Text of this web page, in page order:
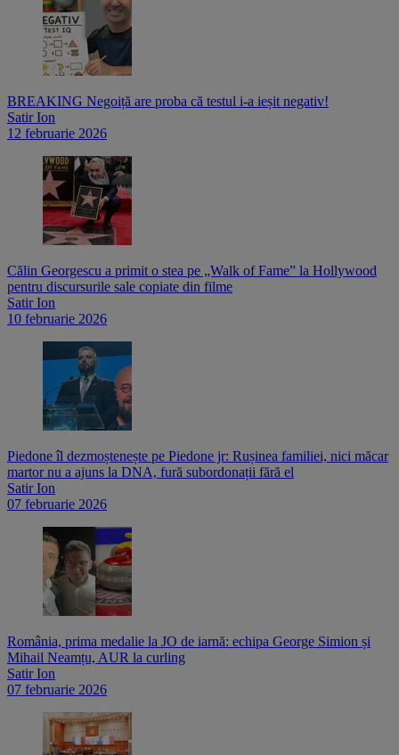
BREAKING Negoiță are proba că testul i-a ieșit negativ!
Satir Ion
12 februarie 2026
Călin Georgescu a primit o stea pe „Walk of Fame” la Hollywood
pentru discursurile sale copiate din filme
Satir Ion
10 februarie 2026
Piedone îl dezmoștenește pe Piedone jr: Rușinea familiei, nici măcar
martor nu a ajuns la DNA, fură subordonații fără el
Satir Ion
07 februarie 2026
România, prima medalie la JO de iarnă: echipa George Simion și
Mihail Neamțu, AUR la curling
Satir Ion
07 februarie 2026